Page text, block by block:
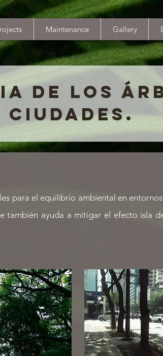
Maintenance Gallery
DE LOS
CIUDADES.
para el equilibrio ambiental en
también ayuda a mitigar el efecto isla